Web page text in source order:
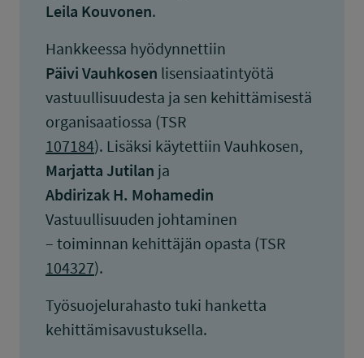
Leila Kouvonen.
Hankkeessa hyödynnettiin
Päivi Vauhkosen lisensiaatintyötä
vastuullisuudesta ja sen kehittämisestä
organisaatiossa (TSR
107184). Lisäksi käytettiin Vauhkosen,
Marjatta Jutilan ja
Abdirizak H. Mohamedin
Vastuullisuuden johtaminen
– toiminnan kehittäjän opasta (TSR
104327).
Työsuojelurahasto tuki hanketta
kehittämisavustuksella.